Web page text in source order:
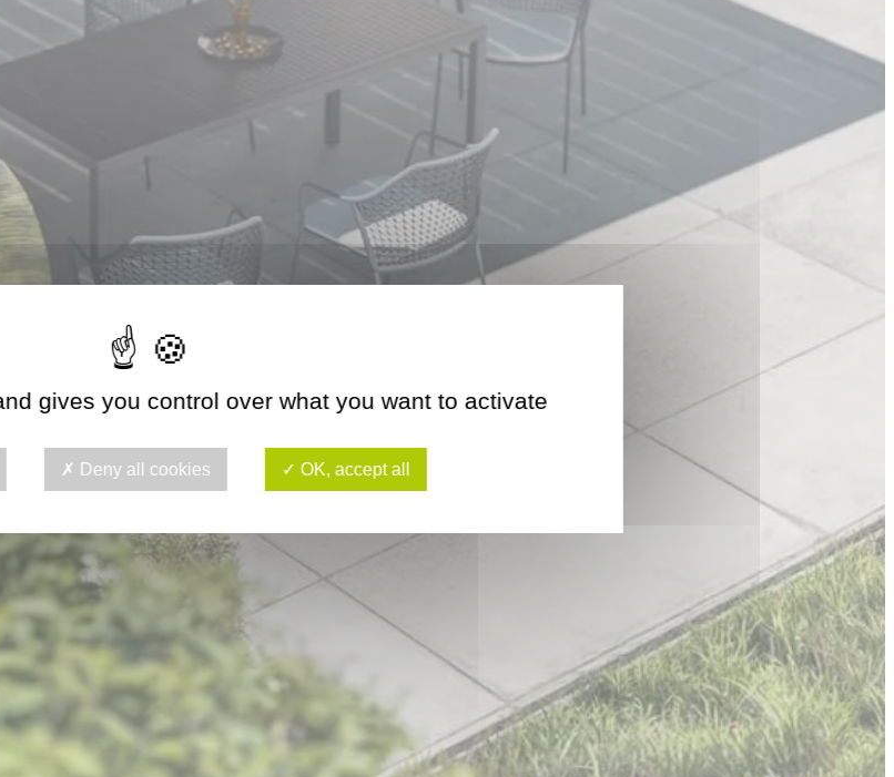
gives you control over what you want to activate
Deny all cookies OK, accept all